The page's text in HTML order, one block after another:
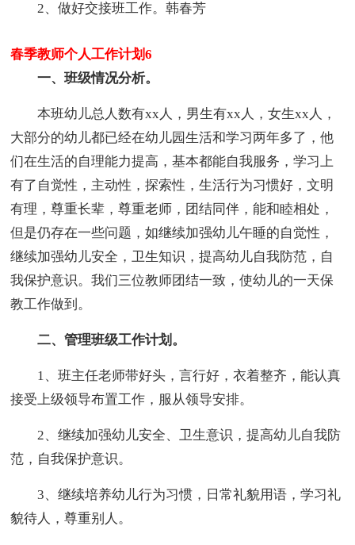
2、做好交接班工作。韩春芳
春季教师个人工作计划6
一、班级情况分析。
本班幼儿总人数有xx人，男生有xx人，女生xx人，
大部分的幼儿都已经在幼儿园生活和学习两年多了，他
们在生活的自理能力提高，基本都能自我服务，学习上
有了自觉性，主动性，探索性，生活行为习惯好，文明
有理，尊重长辈，尊重老师，团结同伴，能和睦相处，
但是仍存在一些问题，如继续加强幼儿午睡的自觉性，
继续加强幼儿安全，卫生知识，提高幼儿自我防范，自
我保护意识。我们三位教师团结一致，使幼儿的一天保
教工作做到。
二、管理班级工作计划。
1、班主任老师带好头，言行好，衣着整齐，能认真
接受上级领导布置工作，服从领导安排。
2、继续加强幼儿安全、卫生意识，提高幼儿自我防
范，自我保护意识。
3、继续培养幼儿行为习惯，日常礼貌用语，学习礼
貌待人，尊重别人。